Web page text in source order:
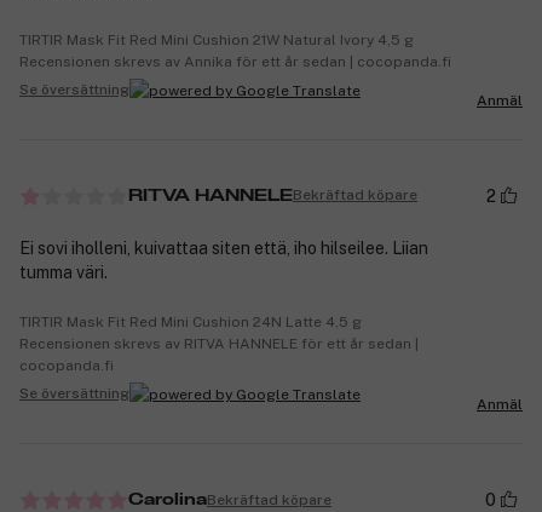
TIRTIR Mask Fit Red Mini Cushion 21W Natural Ivory 4,5 g
Recensionen skrevs av Annika för ett år sedan | cocopanda.fi
Se översättning
Anmäl
RITVA HANNELEBekräftad köpare 2
Ei sovi iholleni, kuivattaa siten että, iho hilseilee. Liian
tumma väri.
TIRTIR Mask Fit Red Mini Cushion 24N Latte 4,5 g
Recensionen skrevs av RITVA HANNELE för ett år sedan |
cocopanda.fi
Se översättning
Anmäl
CarolinaBekräftad köpare 0